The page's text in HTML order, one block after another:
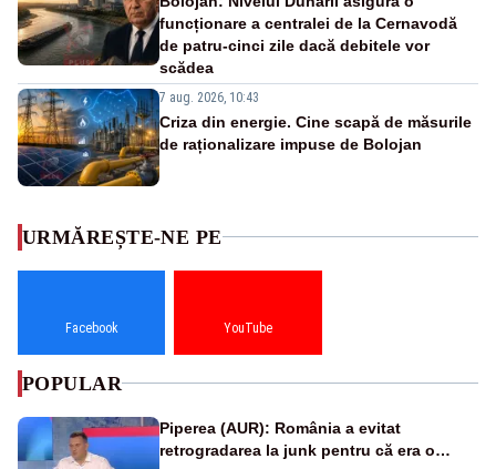
funcționare a centralei de la Cernavodă
de patru-cinci zile dacă debitele vor
scădea
7 aug. 2026, 10:43
Criza din energie. Cine scapă de măsurile
de raționalizare impuse de Bolojan
URMĂREȘTE-NE PE
Facebook YouTube
POPULAR
Piperea (AUR): România a evitat
retrogradarea la junk pentru că era o